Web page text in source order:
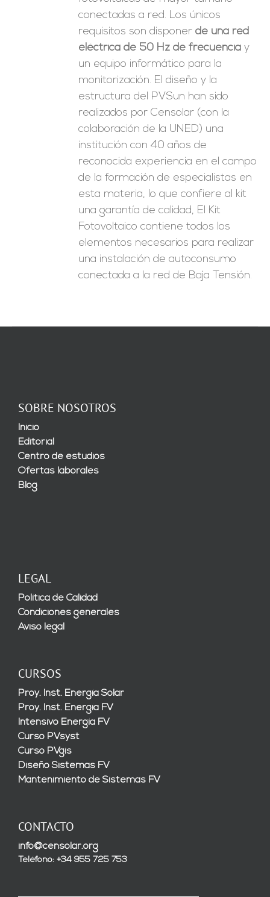
conectadas a red. Los únicos
requisitos son disponerde una red
eléctrica de 50 Hz de frecuencia y
un equipo informático para la
monitorización. El diseño y la
estructura del PVSun han sido
realizados por Censolar (con la
colaboración de la UNED) una
institución con 40 años de
reconocida experiencia en el campo
de la formación de especialistas en
esta materia, lo que confiere al kit
una garantía de calidad, El Kit
Fotovoltaico contiene todos los
elementos necesarios para realizar
una instalación de autoconsumo
conectada a la red de Baja Tensión.
SOBRE NOSOTROS
Inicio
Editorial
Centro de estudios
Ofertas laborales
Blog
LEGAL
Política de Calidad
Condiciones generales
Aviso legal
CURSOS
Proy. Inst. Energía Solar
Proy. Inst. Energía FV
Intensivo Energía FV
Curso PVsyst
Curso PVgis
Diseño Sistemas FV
Mantenimiento de Sistemas FV
CONTACTO
info@censolar.org
Teléfono: +34 955 725 753